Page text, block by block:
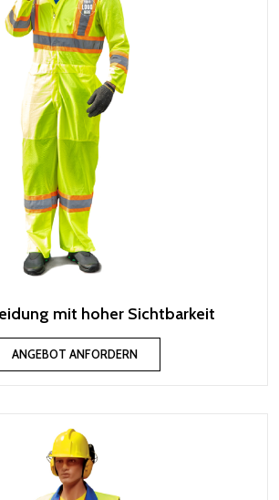
mit hoher Sichtbarkeit
ANGEBOT ANFORDERN